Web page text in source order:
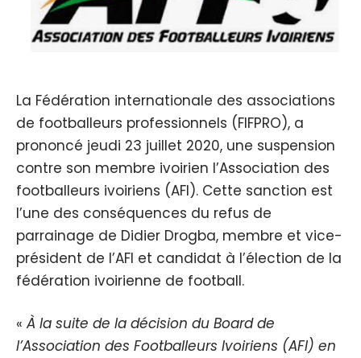
La Fédération internationale des associations
de footballeurs professionnels (FIFPRO), a
prononcé jeudi 23 juillet 2020, une suspension
contre son membre ivoirien l’Association des
footballeurs ivoiriens (AFI). Cette sanction est
l’une des conséquences du refus de
parrainage de Didier Drogba, membre et vice-
président de l’AFI et candidat à l’élection de la
fédération ivoirienne de football.
« À la suite de la décision du Board de
l’Association des Footballeurs Ivoiriens (AFI) en